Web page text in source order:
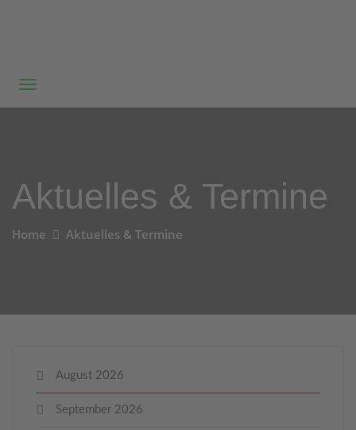
Aktuelles & Termine
Home Aktuelles & Termine
August 2026
September 2026